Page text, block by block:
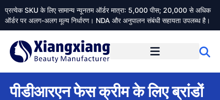
प्रत्येक SKU के लिए सामान्य न्यूनतम ऑर्डर मात्रा: 5,000 पीस; 20,000 से अधिक
ऑर्डर पर अलग-अलग मूल्य निर्धारण। NDA और अनुपालन संबंधी सहायता उपलब्ध है।
पीडीआरएन फेस क्रीम के लिए ब्रांडों